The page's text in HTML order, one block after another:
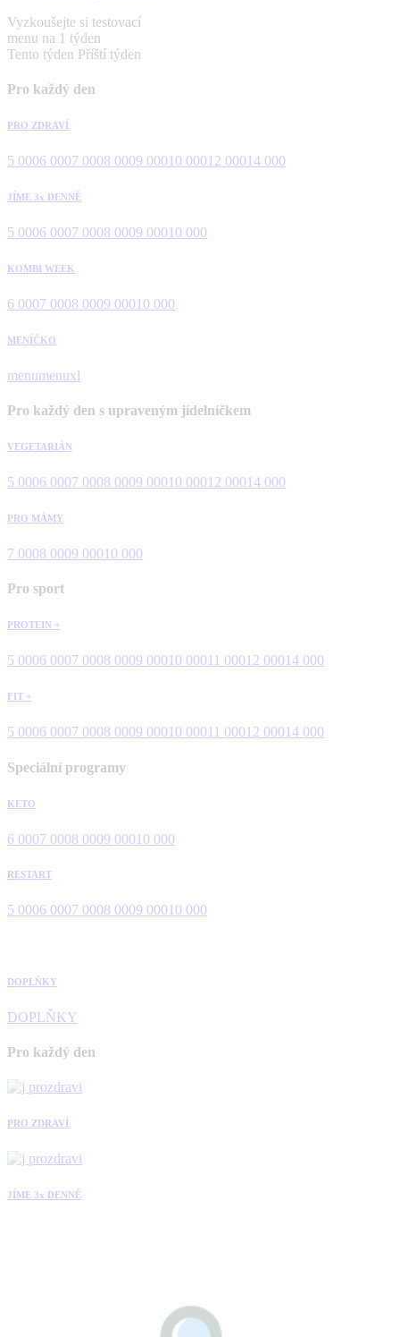
Vyzkoušejte si testovací
menu na 1 týden
Tento týden Příští týden
Pro každý den
PRO ZDRAVÍ
5 0006 0007 0008 0009 00010 00012 00014 000
JÍME 3x DENNĚ
5 0006 0007 0008 0009 00010 000
KOMBI WEEK
6 0007 0008 0009 00010 000
MENÍČKO
menumenuxl
Pro každý den s upraveným jídelníčkem
VEGETARIÁN
5 0006 0007 0008 0009 00010 00012 00014 000
PRO MÁMY
7 0008 0009 00010 000
Pro sport
PROTEIN +
5 0006 0007 0008 0009 00010 00011 00012 00014 000
FIT +
5 0006 0007 0008 0009 00010 00011 00012 00014 000
Speciální programy
KETO
6 0007 0008 0009 00010 000
RESTART
5 0006 0007 0008 0009 00010 000
DOPLŇKY
DOPLŇKY
Pro každý den
PRO ZDRAVÍ
JÍME 3x DENNĚ